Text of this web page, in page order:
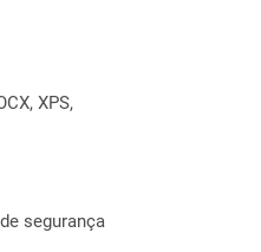
XPS,
segurança